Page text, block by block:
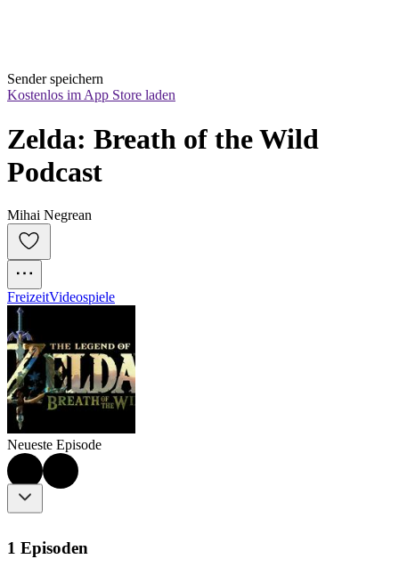
Sender speichern
Kostenlos im App Store laden
Zelda: Breath of the Wild
Podcast
Mihai Negrean
FreizeitVideospiele
Neueste Episode
1 Episoden